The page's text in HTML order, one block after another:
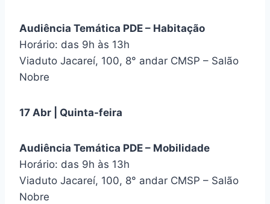
Audiência Temática PDE – Habitação
Horário: das 9h às 13h
Viaduto Jacareí, 100, 8° andar CMSP – Salão
Nobre
17 Abr | Quinta-feira
Audiência Temática PDE – Mobilidade
Horário: das 9h às 13h
Viaduto Jacareí, 100, 8° andar CMSP – Salão
Nobre